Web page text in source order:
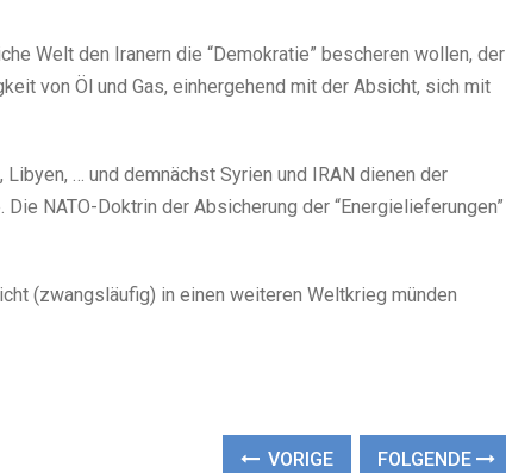
Welt den Iranern die “Demokratie” bescheren wollen, der
von Öl und Gas, einhergehend mit der Absicht, sich mit
… und demnächst Syrien und IRAN dienen der
NATO-Doktrin der Absicherung der “Energielieferungen”
(zwangsläufig) in einen weiteren Weltkrieg münden
VORIGE FOLGENDE